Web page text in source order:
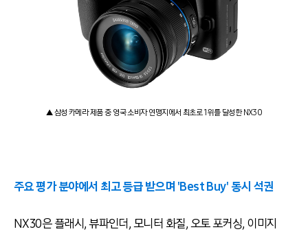
▲ 삼성 카메라 제품 중 영국 소비자 연맹지에서 최초로 1위를 달성한 NX30
주요 평가 분야에서 최고 등급 받으며 'Best Buy' 동시 석권
NX30은 플래시, 뷰파인더, 모니터 화질, 오토 포커싱, 이미지